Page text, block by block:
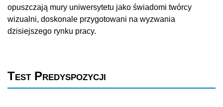
opuszczają mury uniwersytetu jako świadomi twórcy
wizualni, doskonale przygotowani na wyzwania
dzisiejszego rynku pracy.
Test Predyspozycji